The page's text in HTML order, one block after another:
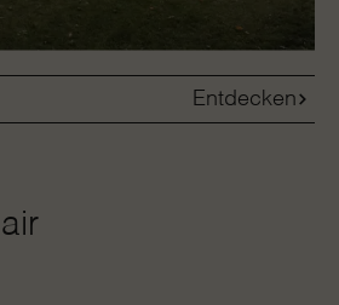
Entdecken